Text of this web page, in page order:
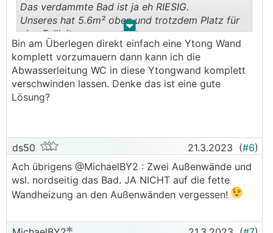
. .
Das verdammte Bad ist ja eh RIESIG.
Unseres hat 5.6m² oben und trotzdem Platz für
eine Fallleitung.
Somit komplett unnötig für meinen Geschmack.
Klar, Aufputz muss das wieder wer verkleiden.
Würde ich aber auf jeden Fall so machen.
Bin am Überlegen direkt einfach eine Ytong Wand
komplett vorzumauern dann kann ich die
Abwasserleitung WC in diese Ytongwand komplett
verschwinden lassen. Denke das ist eine gute
Lösung?
ds50 21.3.2023 (#6)
Ach übrigens @MichaelBY2 : Zwei Außenwände und
wsl. nordseitig das Bad. JA NICHT auf die fette
Wandheizung an den Außenwänden vergessen!